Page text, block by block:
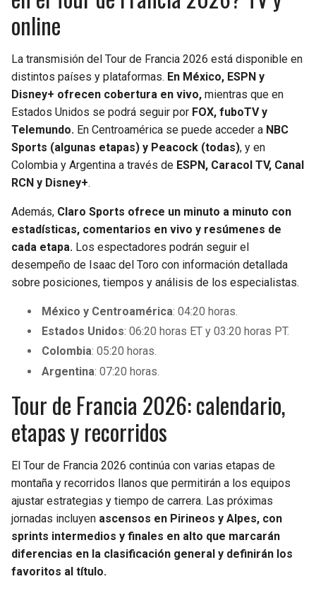
online
La transmisión del Tour de Francia 2026 está disponible en
distintos países y plataformas. En México, ESPN y
Disney+ ofrecen cobertura en vivo, mientras que en
Estados Unidos se podrá seguir por FOX, fuboTV y
Telemundo. En Centroamérica se puede acceder a NBC
Sports (algunas etapas) y Peacock (todas), y en
Colombia y Argentina a través de ESPN, Caracol TV, Canal
RCN y Disney+.
Además, Claro Sports ofrece un minuto a minuto con
estadísticas, comentarios en vivo y resúmenes de
cada etapa. Los espectadores podrán seguir el
desempeño de Isaac del Toro con información detallada
sobre posiciones, tiempos y análisis de los especialistas.
México y Centroamérica: 04:20 horas.
Estados Unidos: 06:20 horas ET y 03:20 horas PT.
Colombia: 05:20 horas.
Argentina: 07:20 horas.
Tour de Francia 2026: calendario,
etapas y recorridos
El Tour de Francia 2026 continúa con varias etapas de
montaña y recorridos llanos que permitirán a los equipos
ajustar estrategias y tiempo de carrera. Las próximas
jornadas incluyen ascensos en Pirineos y Alpes, con
sprints intermedios y finales en alto que marcarán
diferencias en la clasificación general y definirán los
favoritos al título.